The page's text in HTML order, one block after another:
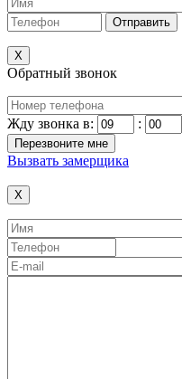
X
Обратный звонок
Жду звонка в: :
Вызвать замерщика
X